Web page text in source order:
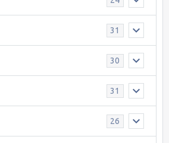
31
30
31
26